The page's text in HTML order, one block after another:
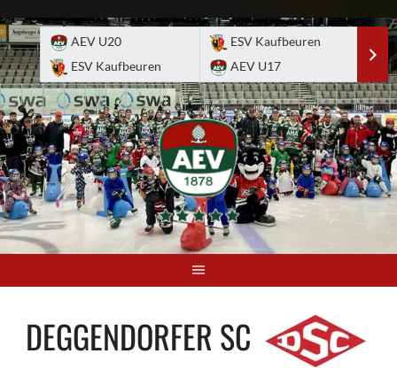
to
content
AEV U20
ESV Kaufbeuren
ESV Kaufbeuren
AEV U17
DEGGENDORFER SC